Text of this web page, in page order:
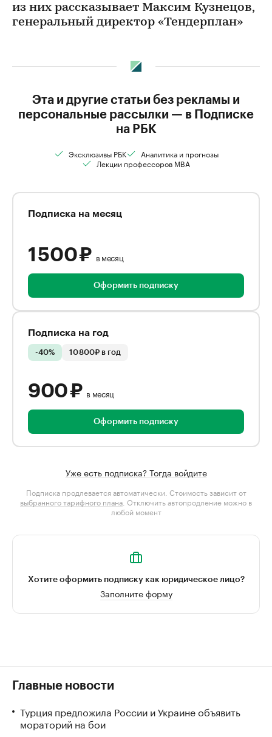
из них рассказывает Максим Кузнецов,
генеральный директор «Тендерплан»
Эта и другие статьи без рекламы и
персональные рассылки — в Подписке
на РБК
Эксклюзивы РБК
Аналитика и прогнозы
Лекции профессоров MBA
Подписка на месяц
1 500 ₽ в месяц
Оформить подписку
Подписка на год
-40% 10 800₽ в год
900 ₽ в месяц
Оформить подписку
Уже есть подписка? Тогда войдите
Подписка продлевается автоматически. Стоимость зависит от
выбранного тарифного плана . Отключить автопродление можно в
любой момент
Хотите оформить подписку как юридическое лицо?
Заполните форму
Главные новости
Турция предложила России и Украине объявить
мораторий на бои